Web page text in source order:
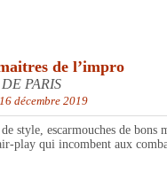
de l’impro
PARIS
décembre 2019
escarmouches de bons
play qui incombent aux